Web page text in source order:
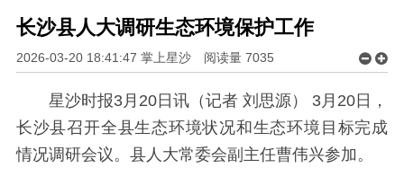
长沙县人大调研生态环境保护工作
2026-03-20 18:41:47 掌上星沙 阅读量 7035
星沙时报3月20日讯（记者 刘思源） 3月20日，
长沙县召开全县生态环境状况和生态环境目标完成
情况调研会议。县人大常委会副主任曹伟兴参加。